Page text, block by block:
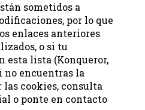
sometidos a
por lo que
enlaces anteriores
o si tu
esta lista (Konqueror,
no encuentras la
cookies, consulta
o ponte en contacto